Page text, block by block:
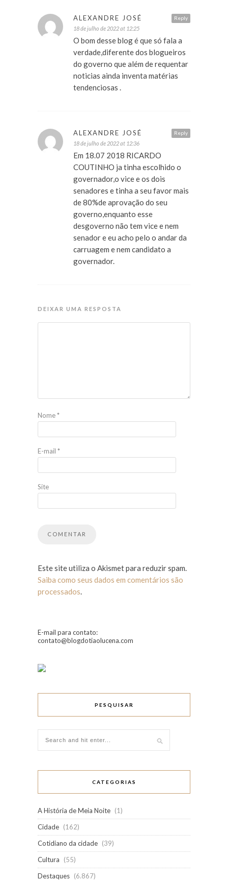
Reply
ALEXANDRE JOSÉ
18 de julho de 2022 at 12:25
O bom desse blog é que só fala a
verdade,diferente dos blogueiros
do governo que além de requentar
noticias ainda inventa matérias
tendenciosas .
Reply
ALEXANDRE JOSÉ
18 de julho de 2022 at 12:36
Em 18.07 2018 RICARDO
COUTINHO ja tinha escolhido o
governador,o vice e os dois
senadores e tinha a seu favor mais
de 80%de aprovação do seu
governo,enquanto esse
desgoverno não tem vice e nem
senador e eu acho pelo o andar da
carruagem e nem candidato a
governador.
DEIXAR UMA RESPOSTA
Nome*
E-mail *
Site
Este site utiliza o Akismet para reduzir spam.
Saiba como seus dados em comentários são
processados.
E-mail para contato:
contato@blogdotiaolucena.com
PESQUISAR
CATEGORIAS
A História de Meia Noite (1)
Cidade (162)
Cotidiano da cidade (39)
Cultura
(55)
Destaques (6.867)